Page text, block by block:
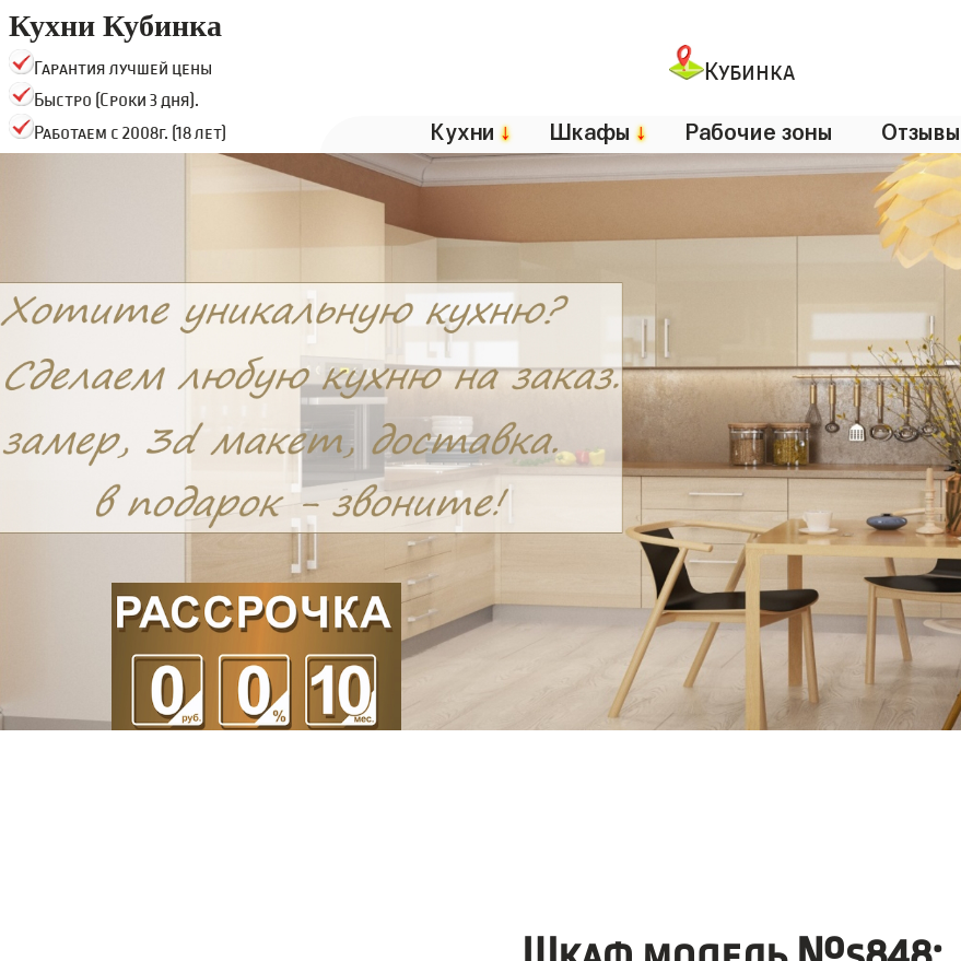
Кухни Кубинка
Гарантия лучшей цены
Быстро (Сроки 3 дня).
Работаем с 2008г. (18 лет)
Кубинка
Кухни↓ Шкафы↓ Рабочие зоны Отзывы